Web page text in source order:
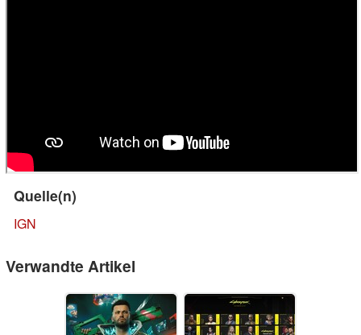
Quelle(n)
IGN
Verwandte Artikel